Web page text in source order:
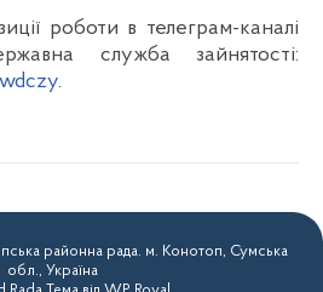
роботи в телеграм-каналі
служба зайнятості:
.
районна рада. м. Конотоп, Сумська
обл., Україна